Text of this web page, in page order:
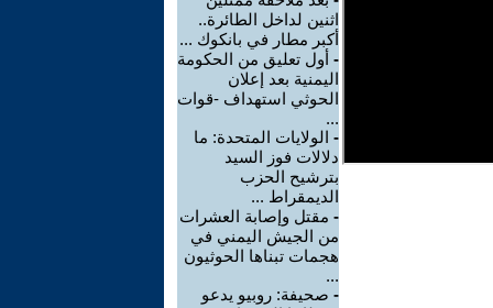
اثنين لداخل الطائرة..
أكبر مطار في بانكوك ...
- أول تعليق من الحكومة
اليمنية بعد إعلان
الحوثي استهداف -قوات
...
- الولايات المتحدة: ما
دلالات فوز السيد
بترشيح الحزب
الديمقراط ...
- مقتل وإصابة العشرات
من الجيش اليمني في
هجمات تبناها الحوثيون
...
- صحيفة: روبيو يدعو